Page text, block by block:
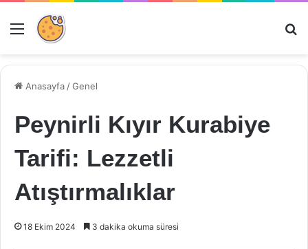
Menü
Anasayfa /Genel
Peynirli Kıyır Kurabiye
Tarifi: Lezzetli
Atıştırmalıklar
18 Ekim 2024 3 dakika okuma süresi